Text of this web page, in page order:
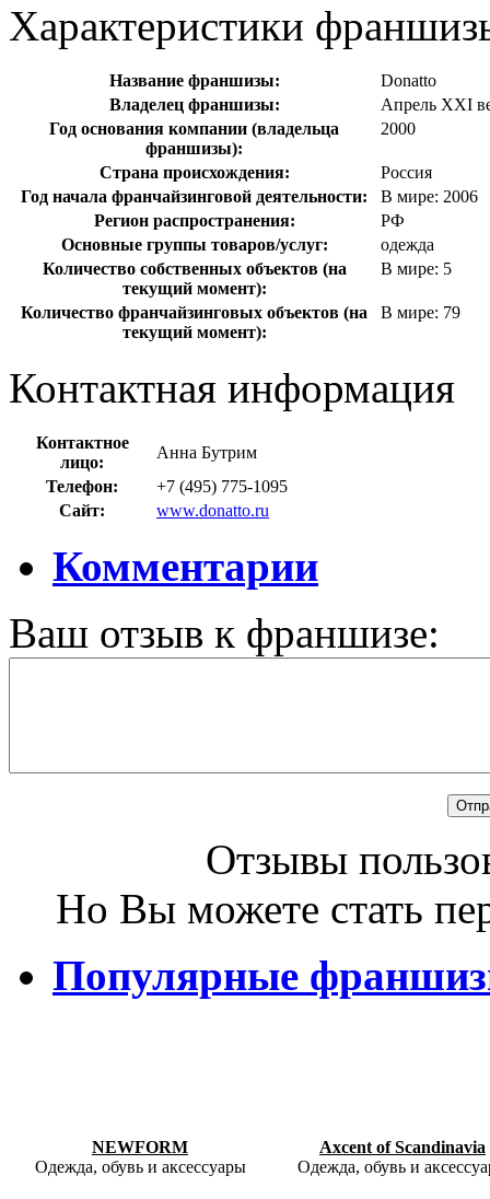
Характеристики
Название франшизы:
Donatto
Владелец франшизы:
Апрель XXI
Год основания компании (владельца
франшизы):
2000
Страна происхождения:
Россия
Год начала франчайзинговой деятельности:
В мире: 2006
Регион распространения:
РФ
Основные группы товаров/услуг:
одежда
Количество собственных объектов (на
текущий момент):
В мире: 5
Количество франчайзинговых объектов (на
текущий момент):
В мире: 79
Контактная информация
Контактное
лицо:
Анна Бутрим
Телефон:
+7 (495) 775-1095
Сайт:
www.donatto.ru
Комментарии
Ваш отзыв к франшизе:
Отзывы
Но Вы можете стать
Популярные
NEWFORM
Одежда, обувь и аксессуары
Axcent of Scandinavia
Одежда, обувь и